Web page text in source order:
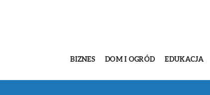
BIZNES DOM I OGRÓD EDUKACJA